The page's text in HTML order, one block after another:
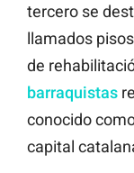
tercero se
llamados
de
barraquistas
conocido
capital